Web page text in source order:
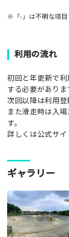
※「-」は不明な項目
利用の流れ
初回と年更新で
する必要がありま
次回以降は利用登
また滑走時は入
す。
詳しくは公式サイ
ギャラリー